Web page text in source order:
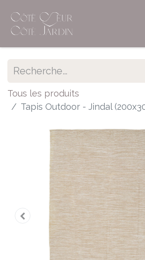
Tous les produits
Tapis Outdoor - Jindal